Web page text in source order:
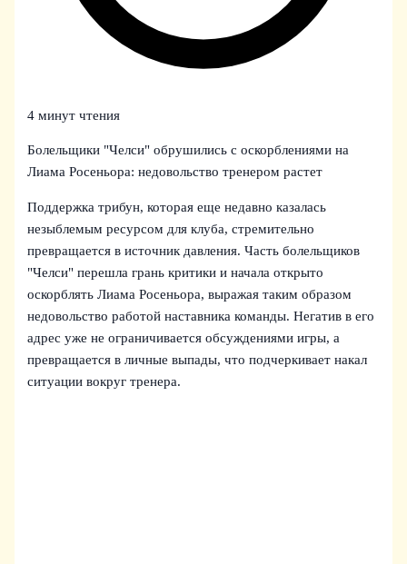
4 минут чтения
Болельщики "Челси" обрушились с оскорблениями на
Лиама Росеньора: недовольство тренером растет
Поддержка трибун, которая еще недавно казалась
незыблемым ресурсом для клуба, стремительно
превращается в источник давления. Часть болельщиков
"Челси" перешла грань критики и начала открыто
оскорблять Лиама Росеньора, выражая таким образом
недовольство работой наставника команды. Негатив в его
адрес уже не ограничивается обсуждениями игры, а
превращается в личные выпады, что подчеркивает накал
ситуации вокруг тренера.